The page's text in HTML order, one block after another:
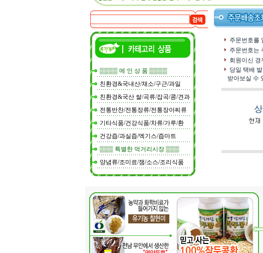
▒▒▒▒ 메 인 상 품 ▒▒▒▒
친환경&국내산/채소/구근/과일
친환경&국산 쌀/곡류/잡곡/콩/견과
전통반찬/전통장류/전통장아찌류
기타식품/건강식품/차류/가루/환
건강즙/과실즙/엑기스/즙마트
▒▒▒ 특별한 먹거리시장 ▒▒▒
양념류/조미료/잼/소스/조리식품
주문번호를
주문번호는
회원이신
당일 택배
받아보실 수